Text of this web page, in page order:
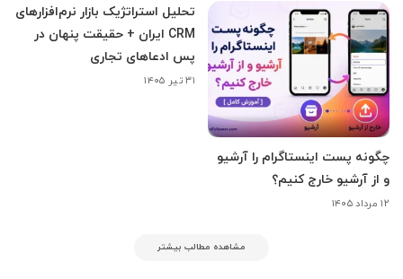
چگونه پست اینستاگرام را آرشیو
و از آرشیو خارج کنیم؟
۱۲ مرداد ۱۴۰۵
تحلیل استراتژیک بازار نرم‌افزارهای
CRM ایران + حقیقت پنهان در
پس ادعاهای تجاری
۳۱ تیر ۱۴۰۵
مشاهده مطالب بیشتر